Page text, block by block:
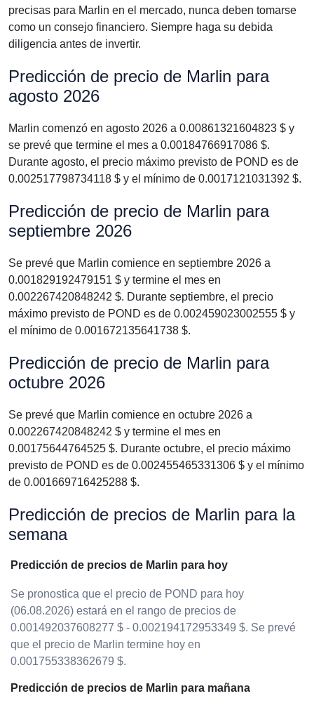
precisas para Marlin en el mercado, nunca deben tomarse
como un consejo financiero. Siempre haga su debida
diligencia antes de invertir.
Predicción de precio de Marlin para
agosto 2026
Marlin comenzó en agosto 2026 a 0.00861321604823 $ y
se prevé que termine el mes a 0.00184766917086 $.
Durante agosto, el precio máximo previsto de POND es de
0.002517798734118 $ y el mínimo de 0.0017121031392 $.
Predicción de precio de Marlin para
septiembre 2026
Se prevé que Marlin comience en septiembre 2026 a
0.001829192479151 $ y termine el mes en
0.002267420848242 $. Durante septiembre, el precio
máximo previsto de POND es de 0.002459023002555 $ y
el mínimo de 0.001672135641738 $.
Predicción de precio de Marlin para
octubre 2026
Se prevé que Marlin comience en octubre 2026 a
0.002267420848242 $ y termine el mes en
0.00175644764525 $. Durante octubre, el precio máximo
previsto de POND es de 0.002455465331306 $ y el mínimo
de 0.001669716425288 $.
Predicción de precios de Marlin para la
semana
Predicción de precios de Marlin para hoy
Se pronostica que el precio de POND para hoy
(06.08.2026) estará en el rango de precios de
0.001492037608277 $ - 0.002194172953349 $. Se prevé
que el precio de Marlin termine hoy en
0.001755338362679 $.
Predicción de precios de Marlin para mañana